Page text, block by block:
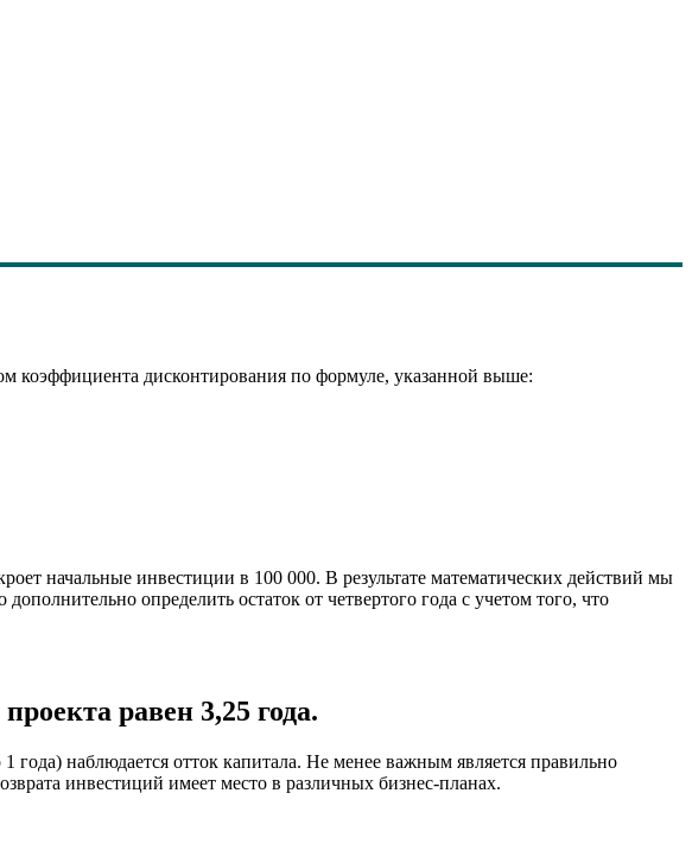
коэффициента дисконтирования по формуле, указанной выше:
начальные инвестиции в 100 000. В результате математических действий мы
определить остаток от четвертого года с учетом того, что
равен 3,25 года.
года) наблюдается отток капитала. Не менее важным является правильно
инвестиций имеет место в различных бизнес-планах.